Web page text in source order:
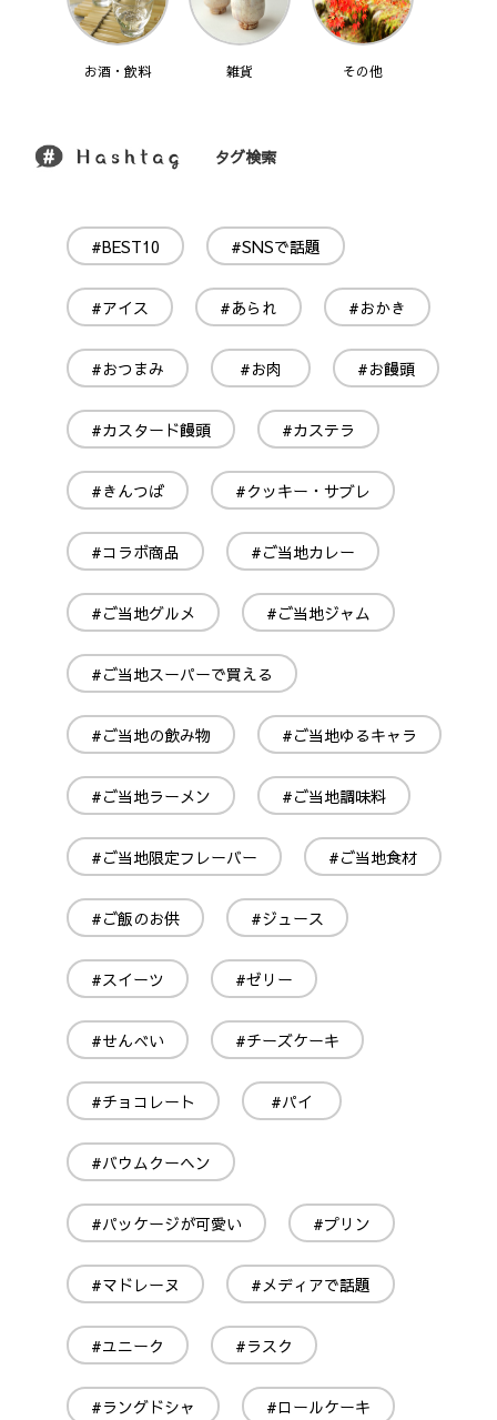
お酒・飲料 雑貨 その他
タグ検索
#BEST10 #SNSで話題
#アイス #あられ #おかき
#おつまみ #お肉 #お饅頭
#カスタード饅頭 #カステラ
#きんつば #クッキー・サブレ
#コラボ商品 #ご当地カレー
#ご当地グルメ #ご当地ジャム
#ご当地スーパーで買える
#ご当地の飲み物 #ご当地ゆるキャラ
#ご当地ラーメン #ご当地調味料
#ご当地限定フレーバー #ご当地食材
#ご飯のお供 #ジュース
#スイーツ #ゼリー
#せんべい #チーズケーキ
#チョコレート #パイ
#バウムクーヘン
#パッケージが可愛い #プリン
#マドレーヌ #メディアで話題
#ユニーク #ラスク
#ラングドシャ #ロールケーキ